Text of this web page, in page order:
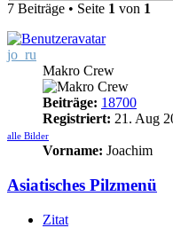
7 Beiträge • Seite 1 von 1
jo_ru
Makro Crew
Beiträge: 18700
Registriert: 21. Aug
alle Bilder
Vorname: Joachim
Asiatisches Pilzmenü
Zitat